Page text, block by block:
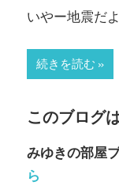
空
いやー地震だ
続きを読む
このブログ
みゆきの部屋
ら